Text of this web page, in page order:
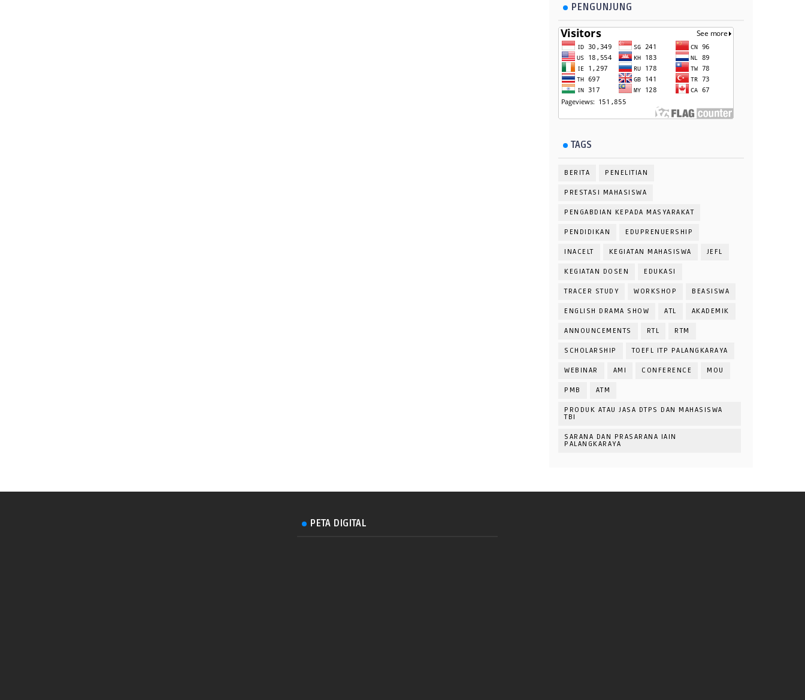
PENGUNJUNG
TAGS
BERITA PENELITIAN
PRESTASI MAHASISWA
PENGABDIAN KEPADA MASYARAKAT
PENDIDIKAN EDUPRENUERSHIP
INACELT KEGIATAN MAHASISWA JEFL
KEGIATAN DOSEN EDUKASI
TRACER STUDY WORKSHOP BEASISWA
ENGLISH DRAMA SHOW ATL AKADEMIK
ANNOUNCEMENTS RTL RTM
SCHOLARSHIP TOEFL ITP PALANGKARAYA
WEBINAR AMI CONFERENCE MOU
PMB ATM
PRODUK ATAU JASA DTPS DAN MAHASISWA
TBI
SARANA DAN PRASARANA IAIN
PALANGKARAYA
PETA DIGITAL